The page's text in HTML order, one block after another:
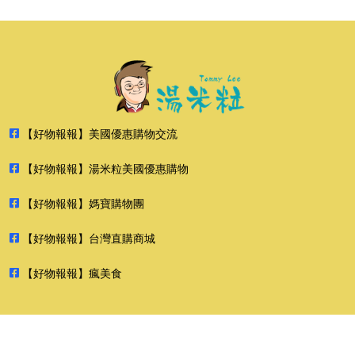
【好物報報】美國優惠購物交流
【好物報報】湯米粒美國優惠購物
【好物報報】媽寶購物團
【好物報報】台灣直購商城
【好物報報】瘋美食